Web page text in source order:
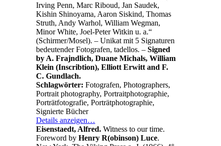
Irving Penn, Marc Riboud, Jan Saudek,
Kishin Shinoyama, Aaron Siskind, Thomas
Struth, Andy Warhol, William Wegman,
Minor White, Joel-Peter Witkin u. a.“
(Schirmer/Mosel). – Unikat mit 5 Signaturen
bedeutender Fotografen, tadellos. – Signed
by A. Frajndlich, Duane Michals, William
Klein (Inscribtion), Elliott Erwitt and F.
C. Gundlach.
Schlagwörter: Fotografen, Photographers,
Portrait photography, Portraitphotographie,
Porträtfotografie, Porträtphotographie,
Signierte Bücher
Details anzeigen…
Eisenstaedt, Alfred. Witness to our time.
Foreword by Henry R(obinson) Luce.